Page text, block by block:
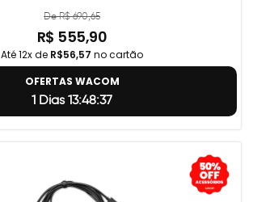
De R$ 690,65
R$ 555,90
Até 12x de R$56,57 no cartão
OFERTAS WACOM
1 Dias 13:48:37